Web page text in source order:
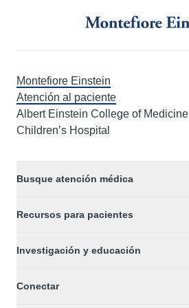
Montefiore Einstein
Atención al paciente
Albert Einstein College of Medicine
Children’s Hospital
Busque atención médica
Recursos para pacientes
Investigación y educación
Conectar